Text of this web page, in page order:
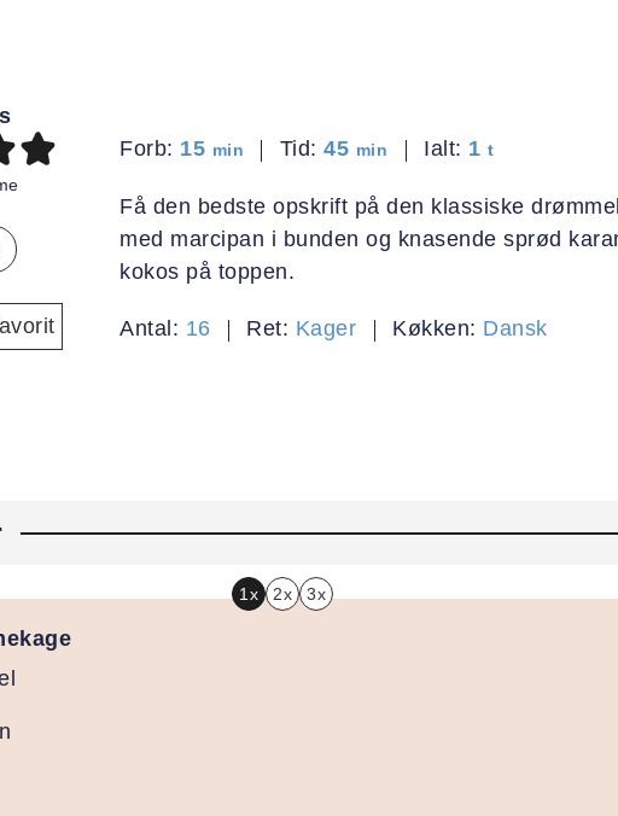
Forb: 15minutter
min Tid:45minutter
min Ialt: 1time
t
Få den bedste opskrift på den klassiske
med marcipan i bunden og knasende sprød
kokos på toppen.
Antal: 16 Ret: Kager Køkken: Dansk
1x 2x 3x